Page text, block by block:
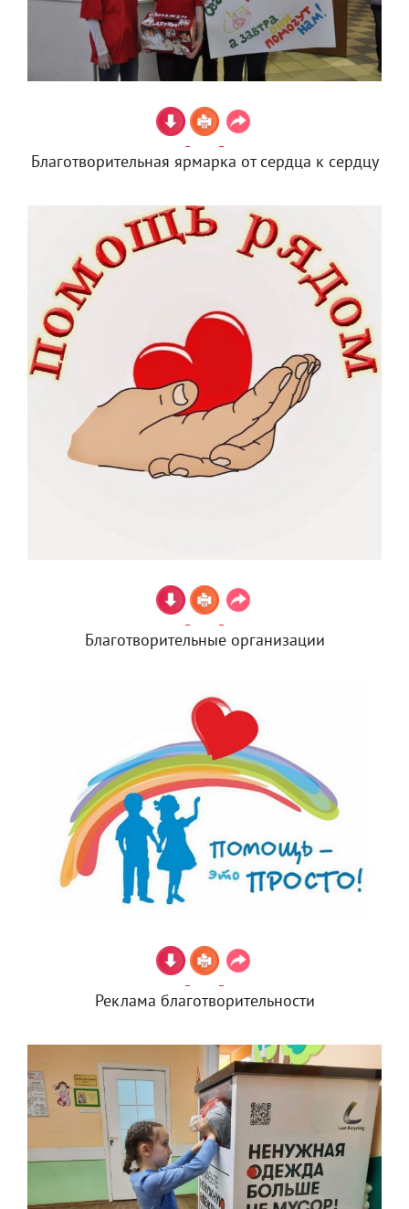
Благотворительная ярмарка от сердца к сердцу
Благотворительные организации
Реклама благотворительности